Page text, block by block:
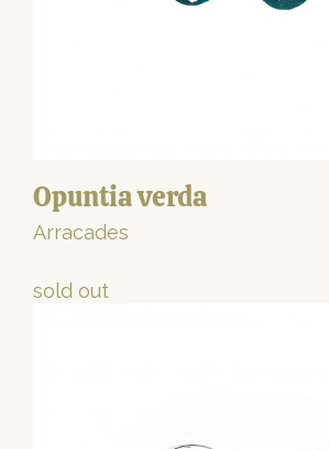
Opuntia verda
Arracades
sold out